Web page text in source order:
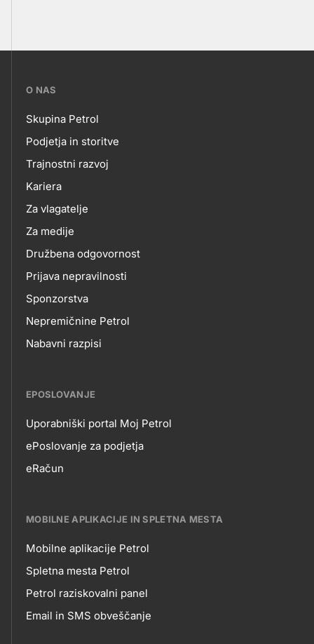
???
skupno.footer-
title???
O NAS
O
NAS
Skupina Petrol
Podjetja in storitve
Trajnostni razvoj
Kariera
Za vlagatelje
Za medije
Družbena odgovornost
Prijava nepravilnosti
Sponzorstva
Nepremičnine Petrol
Nabavni razpisi
EPOSLOVANJE
EPOSLOVANJE
Uporabniški portal Moj Petrol
ePoslovanje za podjetja
eRačun
MOBILNE APLIKACIJE IN SPLETNA MESTA
MOBILNE
APLIKACIJE
Mobilne aplikacije Petrol
Spletna mesta Petrol
Petrol raziskovalni panel
Email in SMS obveščanje